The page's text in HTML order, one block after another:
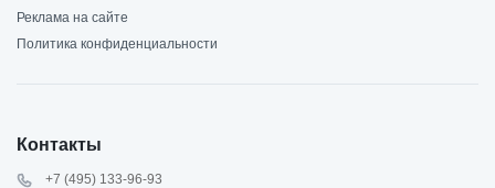
Реклама на сайте
Политика конфиденциальности
Контакты
+7 (495) 133-96-93